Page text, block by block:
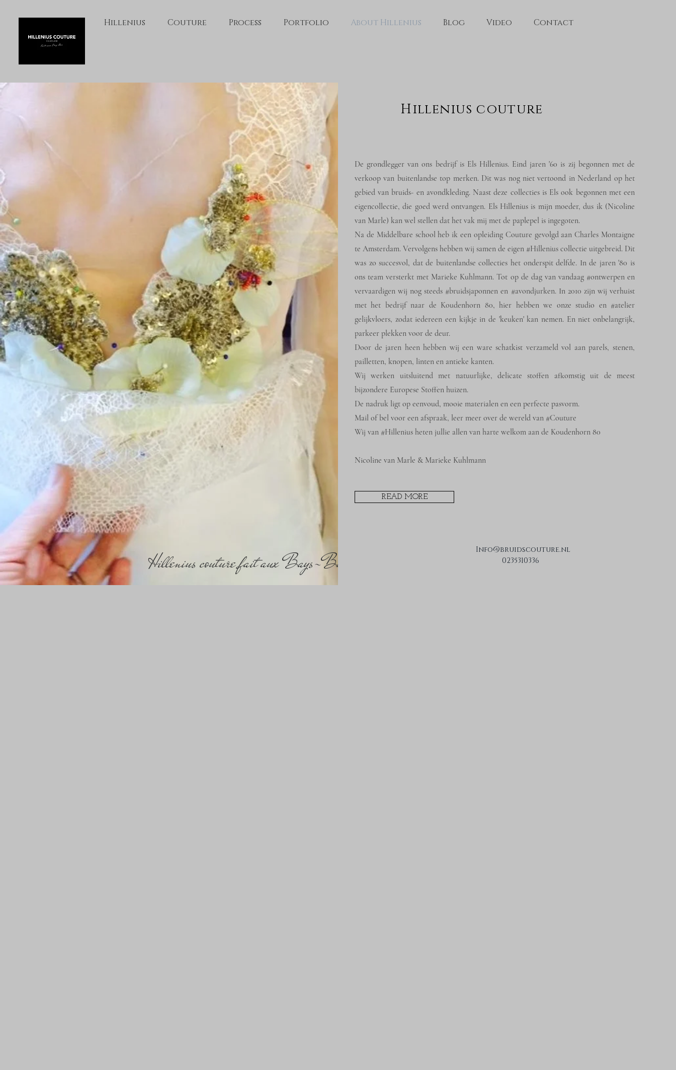
Hillenius Couture Process Portfolio About Hillenius Blog Video Contact
Hillenius couture fait aux Bays-Bas
Hillenius couture
De grondlegger van ons bedrijf is Els Hillenius. Eind jaren '60 is zij begonnen met de
verkoop van buitenlandse top merken. Dit was nog niet vertoond in Nederland op het
gebied van bruids- en avondkleding. Naast deze collecties is Els ook begonnen met een
eigencollectie, die goed werd ontvangen. Els Hillenius is mijn moeder, dus ik (Nicoline
van Marle) kan wel stellen dat het vak mij met de paplepel is ingegoten.
Na de Middelbare school heb ik een opleiding Couture gevolgd aan Charles Montaigne
te Amsterdam. Vervolgens hebben wij samen de eigen #Hillenius collectie uitgebreid. Dit
was zo succesvol, dat de buitenlandse collecties het onderspit delfde. In de jaren '80 is
ons team versterkt met Marieke Kuhlmann. Tot op de dag van vandaag #ontwerpen en
vervaardigen wij nog steeds #bruidsjaponnen en #avondjurken. In 2010 zijn wij verhuist
met het bedrijf naar de Koudenhorn 80, hier hebben we onze studio en #atelier
gelijkvloers, zodat iedereen een kijkje in de 'keuken' kan nemen. En niet onbelangrijk,
parkeer plekken voor de deur.
Door de jaren heen hebben wij een ware schatkist verzameld vol aan parels, stenen,
pailletten, knopen, linten en antieke kanten.
Wij werken uitsluitend met natuurlijke, delicate stoffen afkomstig uit de meest
bijzondere Europese Stoffen huizen.
De nadruk ligt op eenvoud, mooie materialen en een perfecte pasvorm.
Mail of bel voor een afspraak, leer meer over de wereld van #Couture
Wij van #Hillenius heten jullie allen van harte welkom aan de Koudenhorn 80
Nicoline van Marle & Marieke Kuhlmann
READ MORE
Info@bruidscouture.nl
0235310336